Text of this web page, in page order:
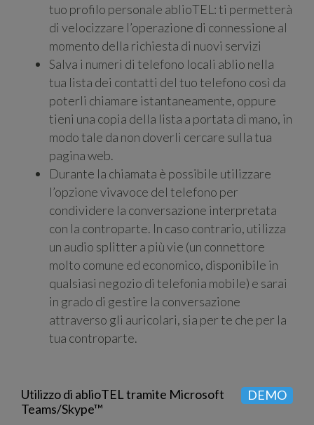
tuo profilo personale ablioTEL: ti permetterà
di velocizzare l’operazione di connessione al
momento della richiesta di nuovi servizi
Salva i numeri di telefono locali ablio nella
tua lista dei contatti del tuo telefono così da
poterli chiamare istantaneamente, oppure
tieni una copia della lista a portata di mano, in
modo tale da non doverli cercare sulla tua
pagina web.
Durante la chiamata è possibile utilizzare
l’opzione vivavoce del telefono per
condividere la conversazione interpretata
con la controparte. In caso contrario, utilizza
un audio splitter a più vie (un connettore
molto comune ed economico, disponibile in
qualsiasi negozio di telefonia mobile) e sarai
in grado di gestire la conversazione
attraverso gli auricolari, sia per te che per la
tua controparte.
DEMO
Utilizzo di ablioTEL tramite Microsoft
Teams/Skype™